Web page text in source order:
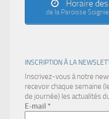
Horaire
de la Paroisse
INSCRIPTION À LA
Inscrivez-vous à notre
recevoir chaque semaine
de journée) les actualités
E-mail *